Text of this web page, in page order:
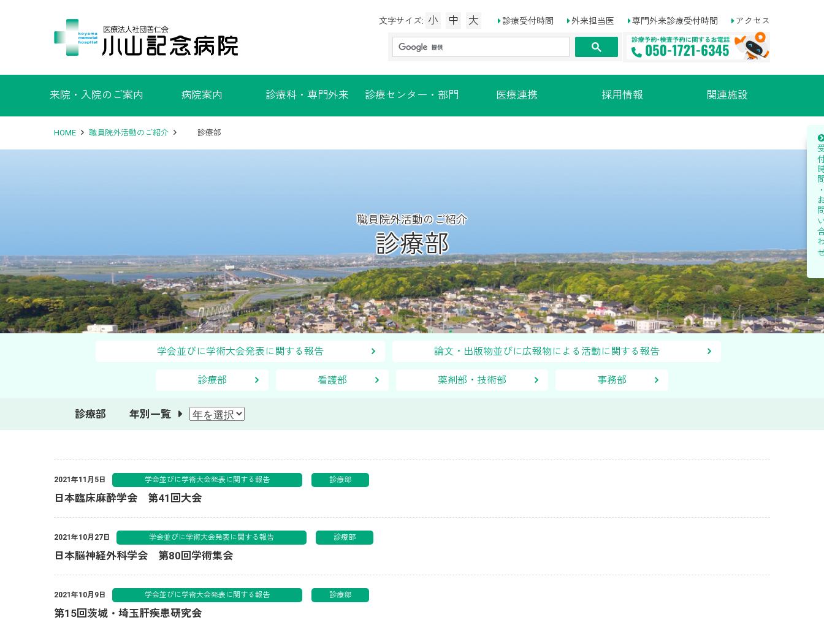
文字サイズ: 小 中 大 診療受付時間 外来担当医 専門外来診療受付時間 アクセス
来院・入院のご案内 病院案内 診療科・専門外来 診療センター・部門 医療連携 採用情報 関連施設
HOME 職員院外活動のご紹介 診療部
診療部
学会並びに学術大会発表に関する報告 論文・出版物並びに広報物による活動に関する報告
診療部 看護部 薬剤部・技術部 事務部
診療部 年別一覧
2021年11月5日 学会並びに学術大会発表に関する報告 診療部
日本臨床麻酔学会 第41回大会
2021年10月27日 学会並びに学術大会発表に関する報告 診療部
日本脳神経外科学会 第80回学術集会
2021年10月9日 学会並びに学術大会発表に関する報告 診療部
第15回茨城・埼玉肝疾患研究会
受付時間